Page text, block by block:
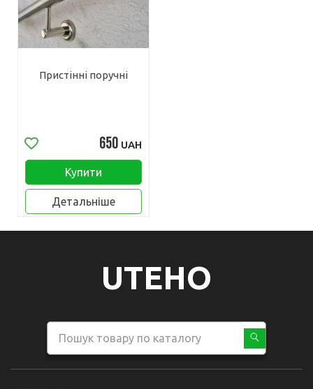
Пристінні поручні
650 UAH
Купити
Детальніше
UTEHO